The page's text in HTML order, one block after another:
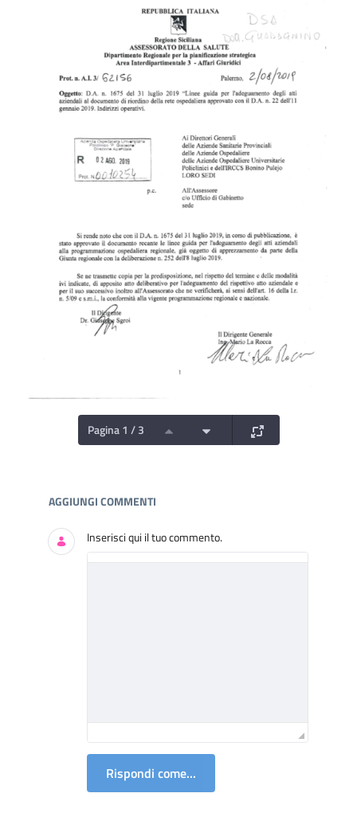
Pagina 1 / 3
Documenti e Media
AGGIUNGI COMMENTI
Inserisci qui il tuo commento.
Rispondi come...